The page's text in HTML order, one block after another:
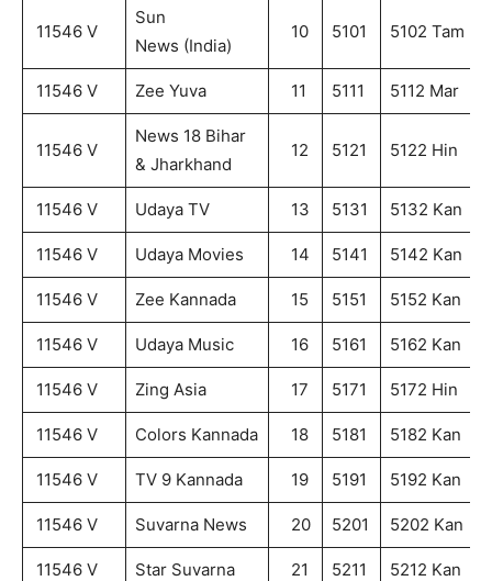
11546 V
Sun
News (India)
10 5101 5102 Tam
11546 V Zee Yuva 11 5111 5112 Mar
11546 V
News 18 Bihar
& Jharkhand
12 5121 5122 Hin
11546 V Udaya TV 13 5131 5132 Kan
11546 V Udaya Movies 14 5141 5142 Kan
11546 V Zee Kannada 15 5151 5152 Kan
11546 V Udaya Music 16 5161 5162 Kan
11546 V Zing Asia 17 5171 5172 Hin
11546 V Colors Kannada 18 5181 5182 Kan
11546 V TV 9 Kannada 19 5191 5192 Kan
11546 V Suvarna News 20 5201 5202 Kan
11546 V Star Suvarna 21 5211 5212 Kan